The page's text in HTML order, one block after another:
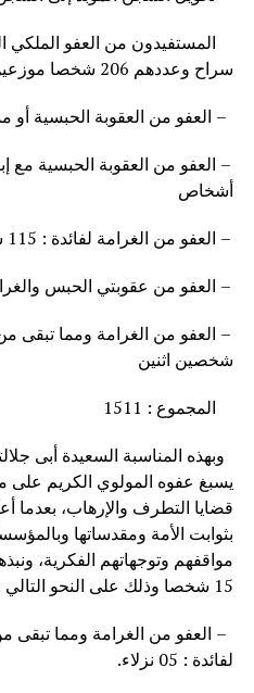
المستفيدون من العفو الملكي
سراح وعددهم 206 شخصا موزعين كالتالي :
– العفو من العقوبة الحبسية أو مما
أشخاص
– العفو من الغرامة لفائدة : 115 شخصا
– العفو من عقوبتي الحبس والغرامة
شخصين اثنين
المجموع : 1511
وبهذه المناسبة السعيدة أبى
يسبغ عفوه المولوي الكريم
قضايا التطرف والإرهاب، بعدما
بثوابت الأمة ومقدساتها
مواقفهم وتوجهاتهم الفكرية،
15 شخصا وذلك على النحو التالي :
– العفو من الغرامة ومما تبقى
لفائدة : 05 نزلاء.